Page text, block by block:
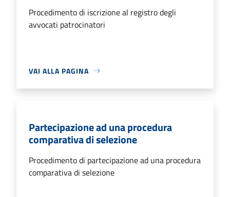
Procedimento di iscrizione al registro degli
avvocati patrocinatori
VAI ALLA PAGINA
Partecipazione ad una procedura
comparativa di selezione
Procedimento di partecipazione ad una procedura
comparativa di selezione